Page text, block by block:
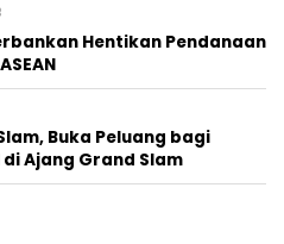
Hentikan Pendanaan
Buka Peluang bagi
Ajang Grand Slam